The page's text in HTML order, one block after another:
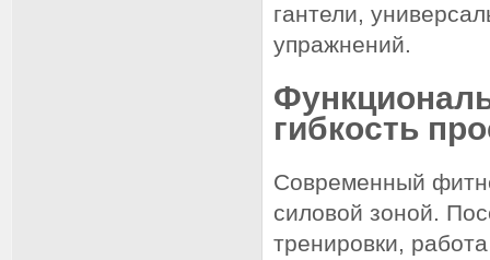
гантели,
упражнений.
гибкость
Современный
силовой зоной.
тренировки,